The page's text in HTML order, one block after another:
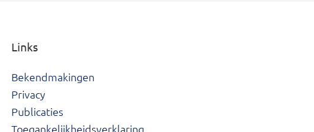
Links
Bekendmakingen
Privacy
Publicaties
Toegankelijkheidsverklaring